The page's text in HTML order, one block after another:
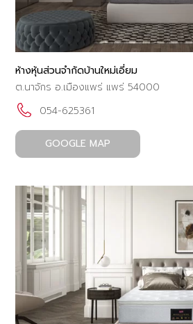
ห้างหุ้นส่วนจำกัดบ้านใหม่เอี่ยม
ต.นาจักร อ.เมืองแพร่ แพร่ 54000
054-625361
GOOGLE MAP